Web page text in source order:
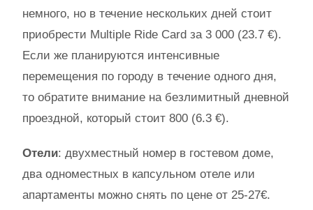
немного, но в течение нескольких дней стоит
приобрести Multiple Ride Card за 3 000 (23.7 €).
Если же планируются интенсивные
перемещения по городу в течение одного дня,
то обратите внимание на безлимитный дневной
проездной, который стоит 800 (6.3 €).
Отели: двухместный номер в гостевом доме,
два одноместных в капсульном отеле или
апартаменты можно снять по цене от 25-27€.